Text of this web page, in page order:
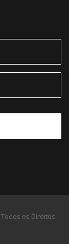
Todos os Direitos